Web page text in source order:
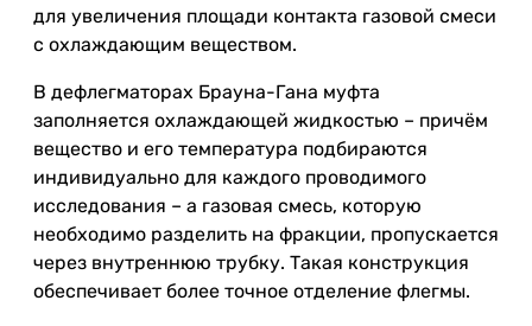
для увеличения площади контакта газовой смеси
с охлаждающим веществом.
В дефлегматорах Брауна-Гана муфта
заполняется охлаждающей жидкостью – причём
вещество и его температура подбираются
индивидуально для каждого проводимого
исследования – а газовая смесь, которую
необходимо разделить на фракции, пропускается
через внутреннюю трубку. Такая конструкция
обеспечивает более точное отделение флегмы.